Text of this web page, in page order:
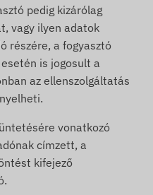
pedig kizárólag
vagy ilyen adatok
részére, a fogyasztó
is jogosult a
az ellenszolgáltatás
vonatkozó
címzett, a
kifejező